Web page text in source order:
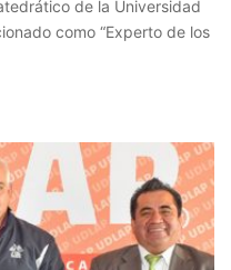
de la Universidad
como “Experto de los